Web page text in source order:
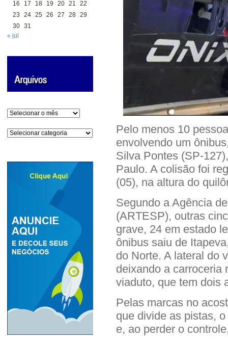
16
17 18 19 20 21
22
23
24 25 26 27 28 29
30 31
« jul
Arquivos
Categorias
Pelo menos 10
envolvendo um
Silva Pontes (SP-
Paulo. A colisão foi
(05), na altura do
Segundo a Agência
(ARTESP), outras
grave, 24 em estado
ônibus saiu de
do Norte. A lateral do
deixando a carroceria
viaduto, que tem dois
Pelas marcas no
que divide as pistas,
e, ao perder o